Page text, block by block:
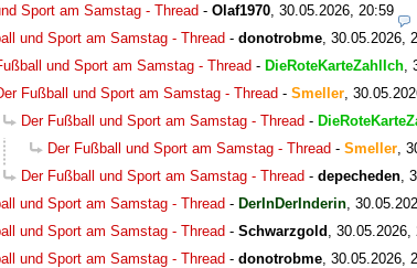
Sport am Samstag - Thread - Olaf1970 30.05.2026, 20:59
und Sport am Samstag - Thread - donotrobme 30.05.2026,
und Sport am Samstag - Thread - DieRoteKarteZahlIch
Fußball und Sport am Samstag - Thread - Smeller
Der Fußball und Sport am Samstag - Thread -
Der Fußball und Sport am Samstag - Thread - Smeller
Der Fußball und Sport am Samstag - Thread - depecheden
und Sport am Samstag - Thread - DerInDerInderin
und Sport am Samstag - Thread - Schwarzgold 30.05.2026,
und Sport am Samstag - Thread - donotrobme 30.05.2026,